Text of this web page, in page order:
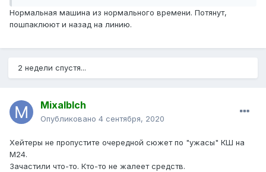
Нормальная машина из нормального времени. Потянут,
пошпаклюют и назад на линию.
2 недели спустя...
Mixalblch
Опубликовано 4 сентября, 2020
Хейтеры не пропустите очередной сюжет по "ужасы" КШ на
М24.
Зачастили что-то. Кто-то не жалеет средств.